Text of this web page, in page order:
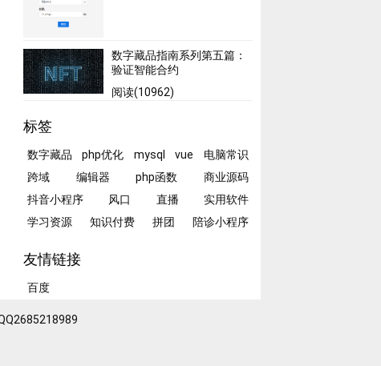
数字藏品指南系列第五篇：
验证智能合约
阅读(10962)
标签
数字藏品 php优化 mysql vue
电脑常识
跨域
编辑器 php函数
商业源码
抖音小程序
风口 直播
实用软件
学习资源
知识付费 拼团 陪诊小程序
友情链接
百度